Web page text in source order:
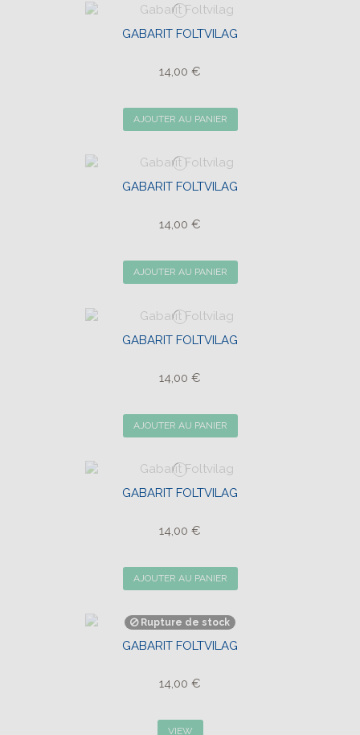
GABARIT FOLTVILAG
14,00 €
AJOUTER AU PANIER
GABARIT FOLTVILAG
14,00 €
AJOUTER AU PANIER
GABARIT FOLTVILAG
14,00 €
AJOUTER AU PANIER
GABARIT FOLTVILAG
14,00 €
AJOUTER AU PANIER
Rupture de stock
GABARIT FOLTVILAG
14,00 €
VIEW